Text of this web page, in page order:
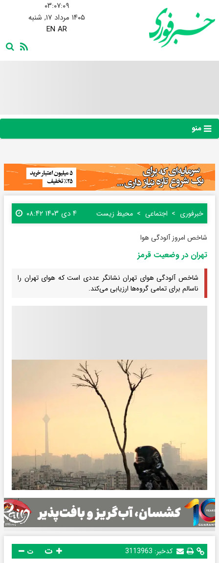
۰۳:۰۷:۱۰
۱۴۰۵ مرداد ۱۷, شنبه
EN AR
منو
خبرفوری اجتماعی محیط زیست ۴ دی ۱۴۰۳ ۰۸:۴۲
شاخص امروز آلودگی هوا
تهران در وضعیت قرمز
شاخص آلودگی هوای تهران نشانگر عددی است که هوای تهران را
ناسالم برای تمامی گروه‌ها ارزیابی می‌کند.
کدخبر: 3113963 ت